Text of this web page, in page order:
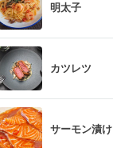
明太子
カツレツ
サーモン漬け